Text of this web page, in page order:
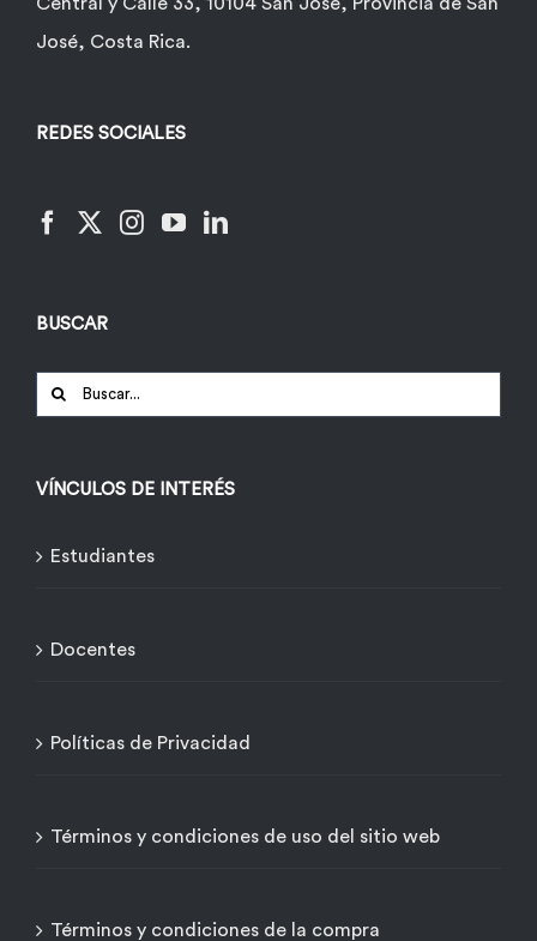
José, Costa Rica.
REDES SOCIALES
BUSCAR
Buscar:
VÍNCULOS DE INTERÉS
Estudiantes
Docentes
Políticas de Privacidad
Términos y condiciones de uso del sitio web
Términos y condiciones de la compra